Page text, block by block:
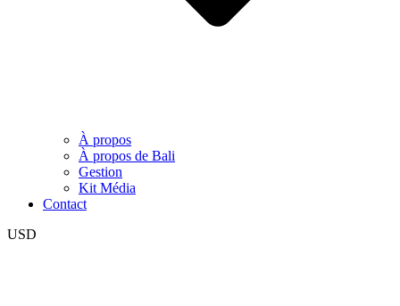
À propos
À propos de Bali
Gestion
Kit Média
Contact
USD